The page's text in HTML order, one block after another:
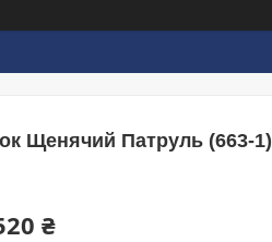
Щенячий Патруль (663-1)
₴